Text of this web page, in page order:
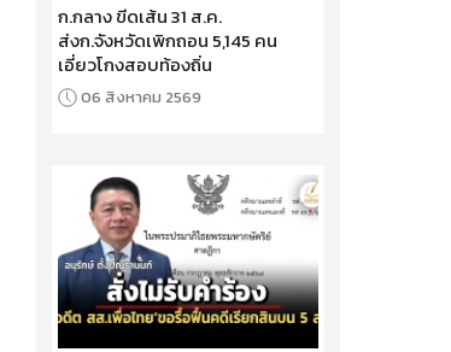
ก.กลาง ขีดเส้น 31 ส.ค.
ส่งก.จังหวัดเพิกถอน 5,145 คน
เอี่ยวโกงสอบท้องถิ่น
06 สิงหาคม 2569